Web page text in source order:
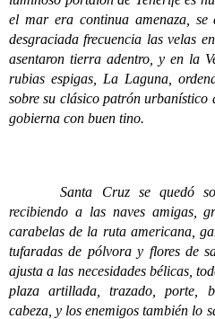
el mar era continua amenaza,
desgraciada frecuencia las velas
asentaron tierra adentro, y en la
rubias espigas, La Laguna,
sobre su clásico patrón
gobierna con buen tino.
Santa Cruz se quedó
recibiendo a las naves amigas,
carabelas de la ruta americana,
tufaradas de pólvora y flores de
ajusta a las necesidades bélicas,
plaza artillada, trazado, porte,
cabeza, y los enemigos también lo